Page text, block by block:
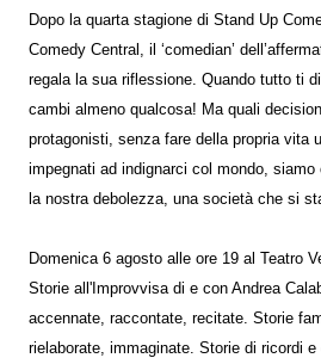
Dopo la quarta stagione di Stand Up
Comedy Central, il ‘comedian’
regala la sua riflessione. Quando tutto ti
cambi almeno qualcosa! Ma quali
protagonisti, senza fare della propria vita
impegnati ad indignarci col mondo,
la nostra debolezza, una società che si
Domenica 6 agosto alle ore 19 al Teatro
Storie all'Improvvisa di e con Andrea
accennate, raccontate, recitate. Storie
rielaborate, immaginate. Storie di ricordi